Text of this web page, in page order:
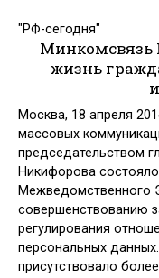
"РФ-сегодня"
Минкомсвязь
жизнь
Москва, 18 апреля
массовых
председательством
Никифорова
Межведомственного
совершенствованию
регулирования
персональных
присутствовало